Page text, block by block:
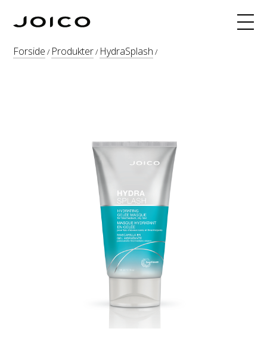
Søk
Webshop
Forside / Produkter/ HydraSplash /